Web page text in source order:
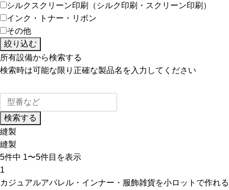
シルクスクリーン印刷（シルク印刷・スクリーン印刷）
インク・トナー・リボン
その他
絞り込む
所有設備から検索する
検索時は可能な限り正確な製品名を入力してください
検索する
縫製
縫製
5件中 1〜5件目を表示
1
カジュアルアパレル・インナー・服飾雑貨を小ロットで作れる